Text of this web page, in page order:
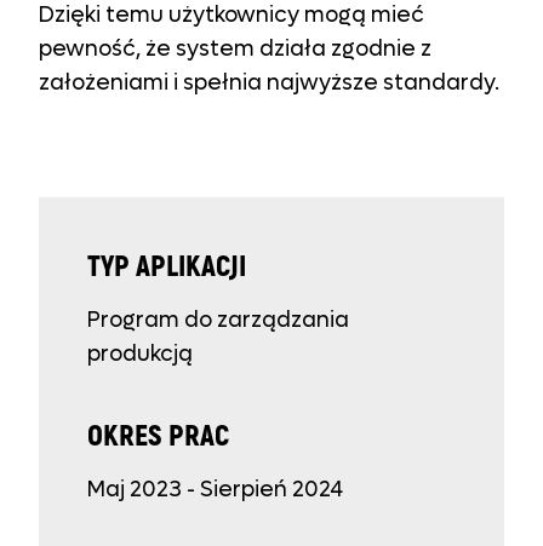
Dzięki temu użytkownicy mogą mieć
pewność, że system działa zgodnie z
założeniami i spełnia najwyższe standardy.
TYP APLIKACJI
Program do zarządzania
produkcją
OKRES PRAC
Maj 2023 - Sierpień 2024